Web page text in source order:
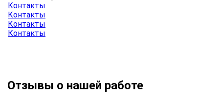
Контакты
Контакты
Контакты
Контакты
Отзывы о нашей работе